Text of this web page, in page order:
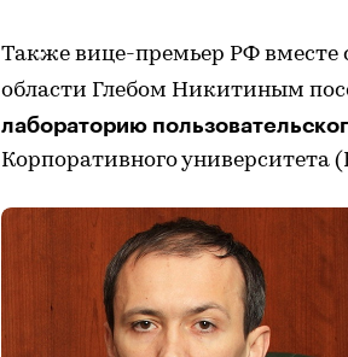
Также вице-премьер РФ вместе
области Глебом Никитиным
лабораторию
Корпоративного университета